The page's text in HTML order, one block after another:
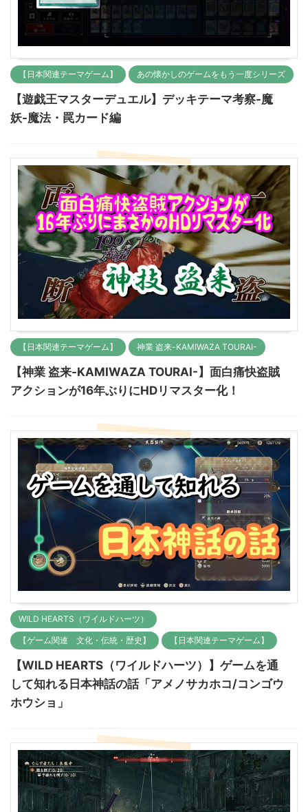
【日本関連テーマゲーム】 あの懐かしのゲームをもう一度シリーズ
【遊戯王マスターデュエル】デッキテーマ考察-魔
妖-魔法・罠カード編
【日本関連テーマゲーム】 神業 盗来-KAMIWAZA TOURAI-
【神業 盗来-KAMIWAZA TOURAI-】面白痛快盗賊
アクションが16年ぶりにHDリマスター化！
WILD HEARTS（ワイルドハーツ）
【ゲーム関連 文化・伝統・歴史】 【日本関連テーマゲーム】
【WILD HEARTS（ワイルドハーツ）】ゲームを通
して知れる日本神話の話「アメノサカホコ/コンゴウ
ホウショ」